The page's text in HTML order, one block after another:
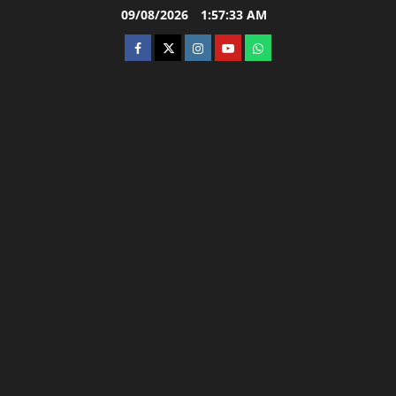
09/08/2026 1:57:34 AM
facebooktwitterinstagram.com
youtubewhatsapp